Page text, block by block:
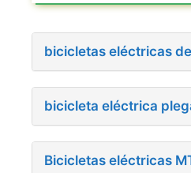
bicicletas eléctricas
bicicleta eléctrica
Bicicletas eléctricas